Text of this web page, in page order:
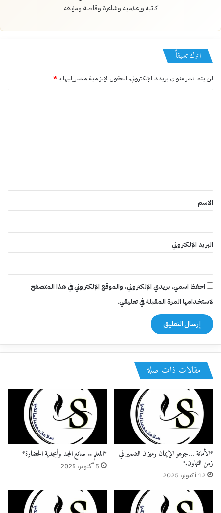
كاتبة وإعلامية وشاعرة وقاصة ومؤلفة
اترك تعليقاً
لن يتم نشر عنوان بريدك الإلكتروني. الحقول الإلزامية مشار إليها بـ*
*
الاسم
البريد الإلكتروني
احفظ اسمي، بريدي الإلكتروني، والموقع الإلكتروني في هذا المتصفح
لاستخدامها المرة المقبلة في تعليقي.
مقالات ذات صلة
*الأمانة …جوهو الإيمان وميزان الضمير في
زمن التهاون.*
12 أكتوبر، 2025
*المعلم .. صانع المجد وأبجدية الحضارة*
5 أكتوبر، 2025